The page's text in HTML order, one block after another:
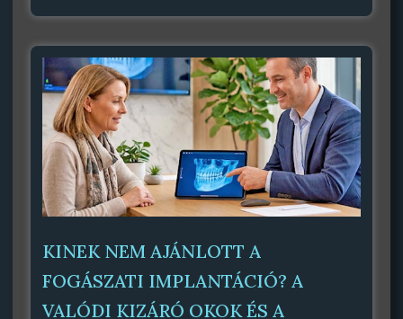
KINEK NEM AJÁNLOTT A
FOGÁSZATI IMPLANTÁCIÓ? A
VALÓDI KIZÁRÓ OKOK ÉS A